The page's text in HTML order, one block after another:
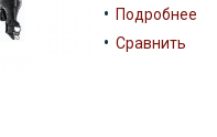
• Подробнее
• Сравнить